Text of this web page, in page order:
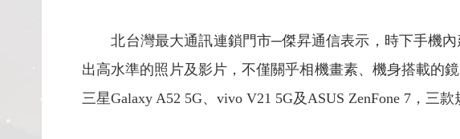
北台灣最大通訊連鎖門市─傑昇通信表示，時下手機內
出高水準的照片及影片，不僅關乎相機畫素、機身搭載的
三星Galaxy A52 5G、vivo V21 5G及ASUS ZenFone 7，三